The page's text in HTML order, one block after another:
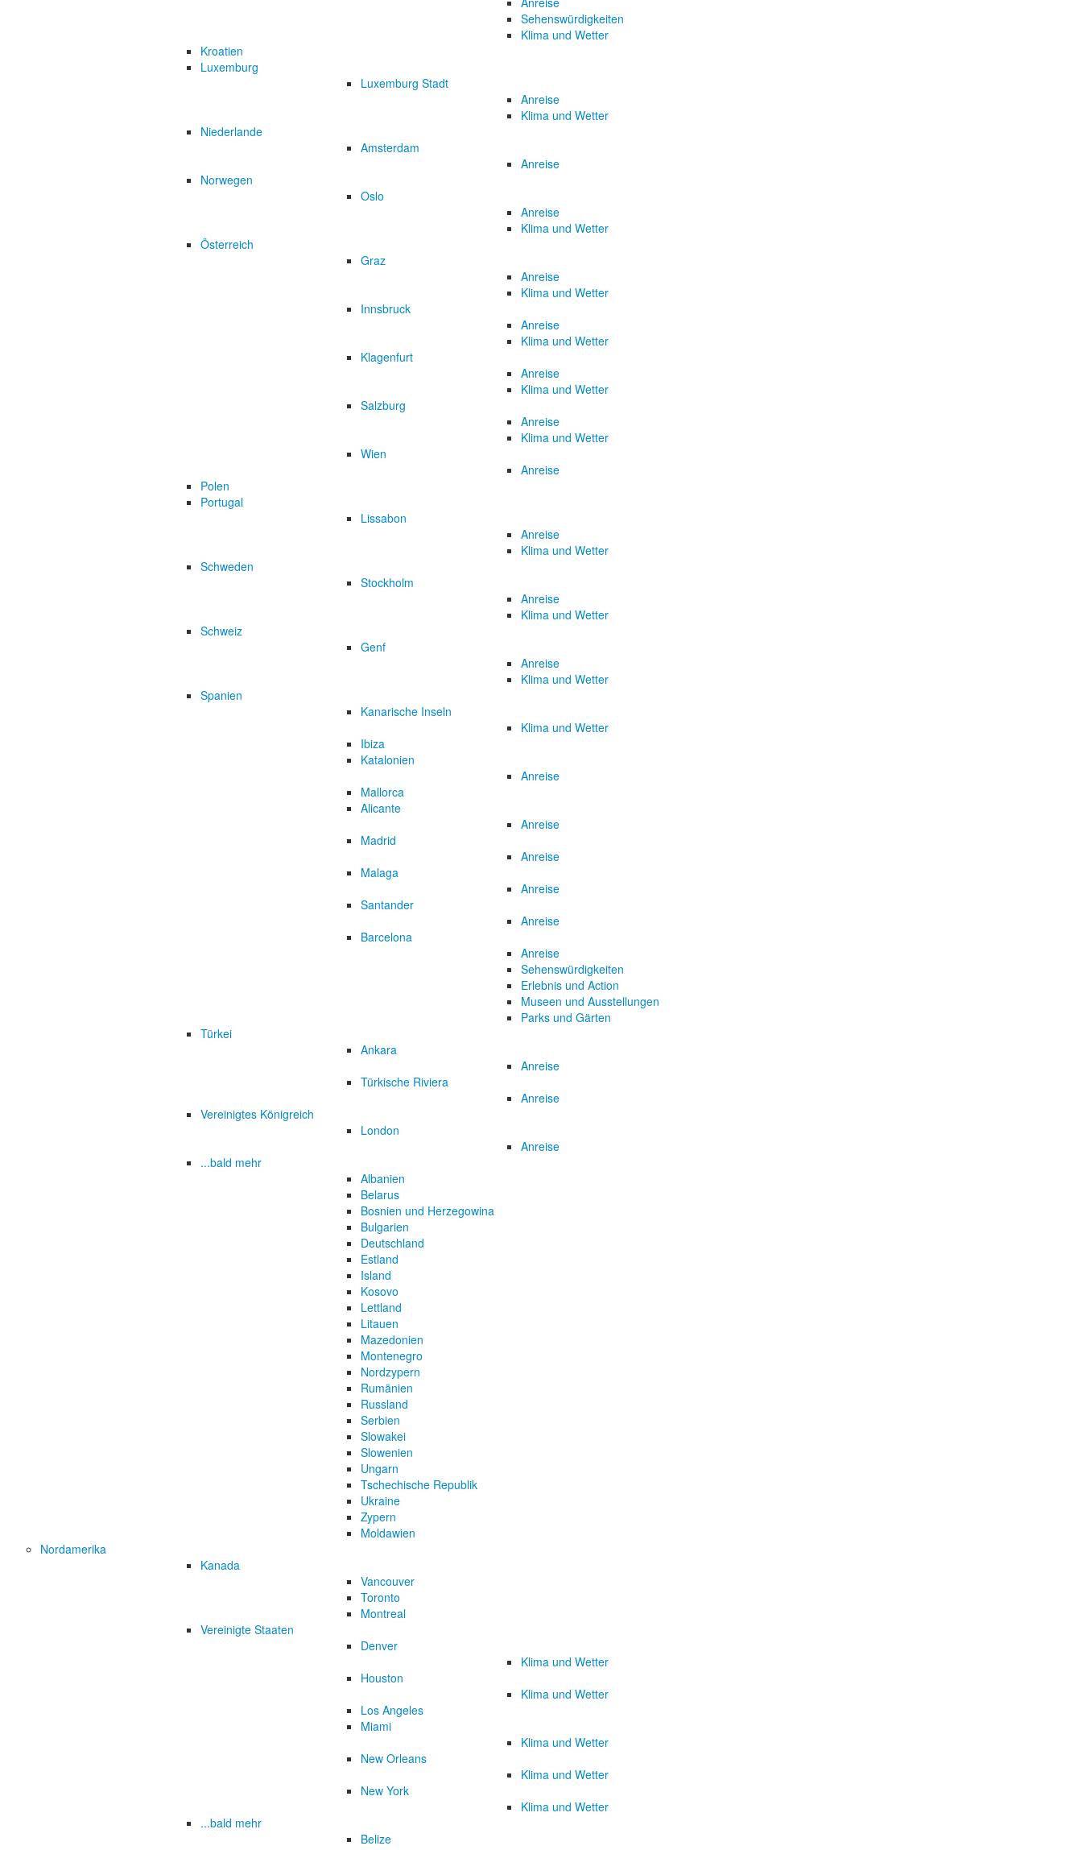
Sehenswürdigkeiten
Klima und Wetter
Kroatien
Luxemburg
Luxemburg Stadt
Anreise
Klima und Wetter
Niederlande
Amsterdam
Anreise
Norwegen
Oslo
Anreise
Klima und Wetter
Österreich
Graz
Anreise
Klima und Wetter
Innsbruck
Anreise
Klima und Wetter
Klagenfurt
Anreise
Klima und Wetter
Salzburg
Anreise
Klima und Wetter
Wien
Anreise
Polen
Portugal
Lissabon
Anreise
Klima und Wetter
Schweden
Stockholm
Anreise
Klima und Wetter
Schweiz
Genf
Anreise
Klima und Wetter
Spanien
Kanarische Inseln
Klima und Wetter
Ibiza
Katalonien
Anreise
Mallorca
Alicante
Anreise
Madrid
Anreise
Malaga
Anreise
Santander
Anreise
Barcelona
Anreise
Sehenswürdigkeiten
Erlebnis und Action
Museen und Ausstellungen
Parks und Gärten
Türkei
Ankara
Anreise
Türkische Riviera
Anreise
Vereinigtes Königreich
London
Anreise
...bald mehr
Albanien
Belarus
Bosnien und Herzegowina
Bulgarien
Deutschland
Estland
Island
Kosovo
Lettland
Litauen
Mazedonien
Montenegro
Nordzypern
Rumänien
Russland
Serbien
Slowakei
Slowenien
Ungarn
Tschechische Republik
Ukraine
Zypern
Moldawien
Nordamerika
Kanada
Vancouver
Toronto
Montreal
Vereinigte Staaten
Denver
Klima und Wetter
Houston
Klima und Wetter
Los Angeles
Miami
Klima und Wetter
New Orleans
Klima und Wetter
New York
Klima und Wetter
...bald mehr
Belize